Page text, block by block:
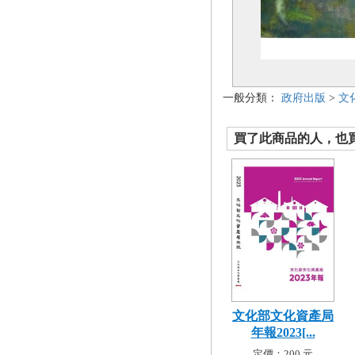
一般分類： 政府出版 > 文
買了此商品的人，也
文化部文化資產局
年報2023[...